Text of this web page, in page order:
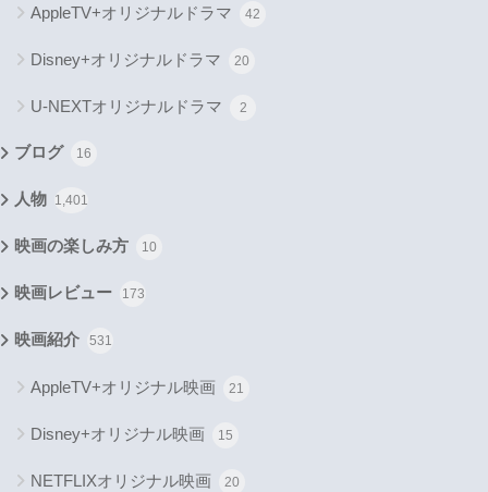
AppleTV+オリジナルドラマ 42
Disney+オリジナルドラマ 20
U-NEXTオリジナルドラマ 2
ブログ 16
人物 1,401
映画の楽しみ方 10
映画レビュー 173
映画紹介 531
AppleTV+オリジナル映画 21
Disney+オリジナル映画 15
NETFLIXオリジナル映画 20